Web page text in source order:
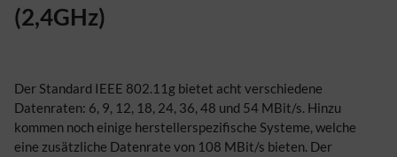
(2,4GHz)
Der Standard IEEE 802.11g bietet acht verschiedene
Datenraten: 6, 9, 12, 18, 24, 36, 48 und 54 MBit/s. Hinzu
kommen noch einige herstellerspezifische Systeme, welche
eine zusätzliche Datenrate von 108 MBit/s bieten. Der